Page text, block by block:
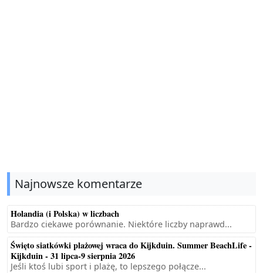
Najnowsze komentarze
Holandia (i Polska) w liczbach
Bardzo ciekawe porównanie. Niektóre liczby naprawd...
Święto siatkówki plażowej wraca do Kijkduin. Summer BeachLife -
Kijkduin - 31 lipca-9 sierpnia 2026
Jeśli ktoś lubi sport i plażę, to lepszego połącze...